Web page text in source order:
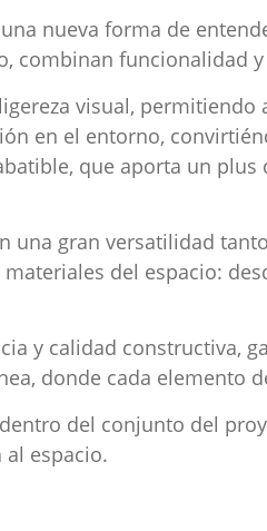
nueva forma de
combinan funcionalidad
visual,
en el entorno,
que aporta un
una gran versatilidad
del espacio:
y calidad
donde cada elemento
del conjunto del
espacio.